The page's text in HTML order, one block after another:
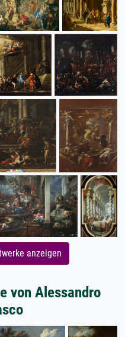
anzeigen
von Alessandro